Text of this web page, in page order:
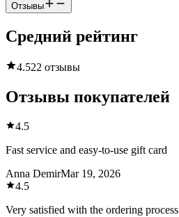
Отзывы
Средний рейтинг
4.522 отзывы
Отзывы покупателей
4.5
Fast service and easy-to-use gift card
Anna DemirMar 19, 2026
4.5
Very satisfied with the ordering process